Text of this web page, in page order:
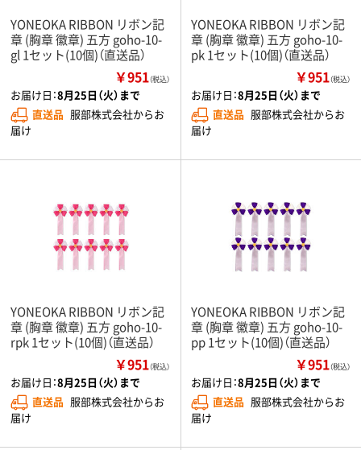
YONEOKA RIBBON リボン記
章 (胸章 徽章) 五方 goho-10-
gl 1セット(10個)（直送品）
￥951（税込）
お届け日：8月25日（火）まで
直送品 服部株式会社からお
届け
YONEOKA RIBBON リボン記
章 (胸章 徽章) 五方 goho-10-
pk 1セット(10個)（直送品）
￥951（税込）
お届け日：8月25日（火）まで
直送品 服部株式会社からお
届け
YONEOKA RIBBON リボン記
章 (胸章 徽章) 五方 goho-10-
rpk 1セット(10個)（直送品）
￥951（税込）
お届け日：8月25日（火）まで
直送品 服部株式会社からお
届け
YONEOKA RIBBON リボン記
章 (胸章 徽章) 五方 goho-10-
pp 1セット(10個)（直送品）
￥951（税込）
お届け日：8月25日（火）まで
直送品 服部株式会社からお
届け